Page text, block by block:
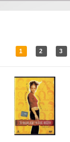
1 2 3